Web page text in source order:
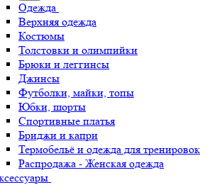
Одежда
Верхняя одежда
Костюмы
Толстовки и олимпийки
Брюки и леггинсы
Джинсы
Футболки, майки, топы
Юбки, шорты
Спортивные платья
Бриджи и капри
Термобельё и одежда для тренировок
Распродажа - Женская одежда